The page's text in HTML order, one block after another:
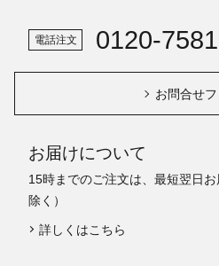
電話注文 0120-
お問合せ
お届けについて
15時までのご注文は、最短翌日
除く）
詳しくはこちら